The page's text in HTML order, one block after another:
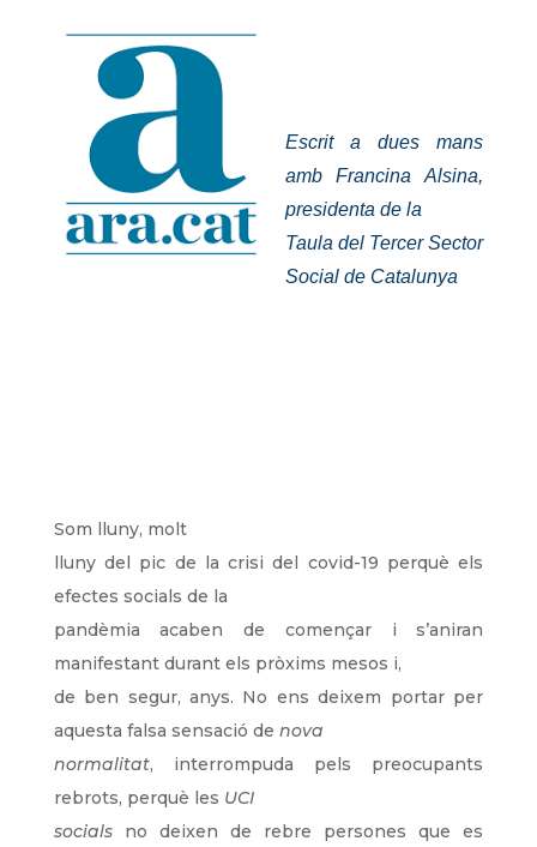
Escrit a dues mans
amb Francina Alsina,
presidenta de la
Taula del Tercer Sector
Social de Catalunya
Som lluny, molt
lluny del pic de la crisi del covid-19 perquè els
efectes socials de la
pandèmia acaben de començar i s’aniran
manifestant durant els pròxims mesos i,
de ben segur, anys. No ens deixem portar per
aquesta falsa sensació de nova
normalitat, interrompuda pels preocupants
rebrots, perquè les UCI
socialsno deixen de rebre persones que es